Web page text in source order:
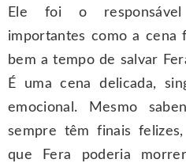
Ele foi o
importantes como a cena
bem a tempo de salvar
É uma cena delicada,
emocional. Mesmo
sempre têm finais
que Fera poderia